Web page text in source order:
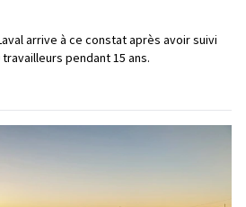
arrive à ce constat après avoir suivi
pendant 15 ans.